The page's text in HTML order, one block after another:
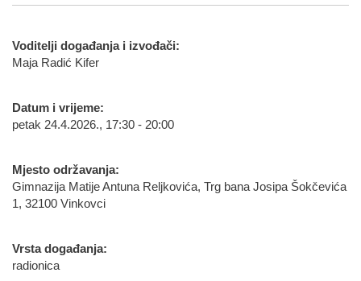
Voditelji događanja i izvođači:
Maja Radić Kifer
Datum i vrijeme:
petak 24.4.2026., 17:30 - 20:00
Mjesto održavanja:
Gimnazija Matije Antuna Reljkovića, Trg bana Josipa Šokčevića
1, 32100 Vinkovci
Vrsta događanja:
radionica